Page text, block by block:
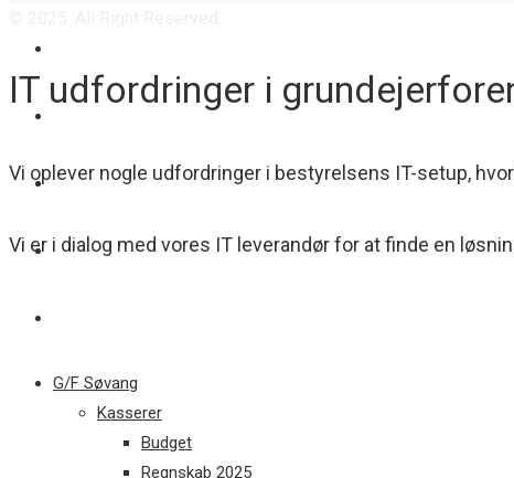
AKTIVITETER
KALENDER
G/F Søvang
Kasserer
Budget
Regnskab 2025
IT udfordringer i
Vi oplever nogle udfordringer i bestyrelsens IT-setup,
Vi er i dialog med vores IT leverandør for at finde en